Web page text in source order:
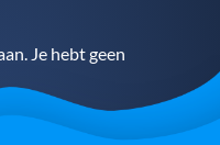
Je hebt geen